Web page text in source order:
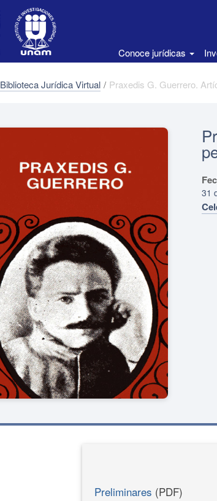
Conoce jurídicas
Biblioteca Jurídica Virtual /
31
Preliminares (PDF)